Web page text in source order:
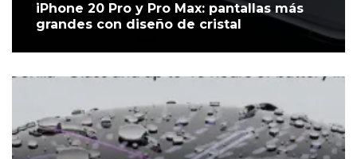
iPhone 20 Pro y Pro Max: pantallas más
grandes con diseño de cristal